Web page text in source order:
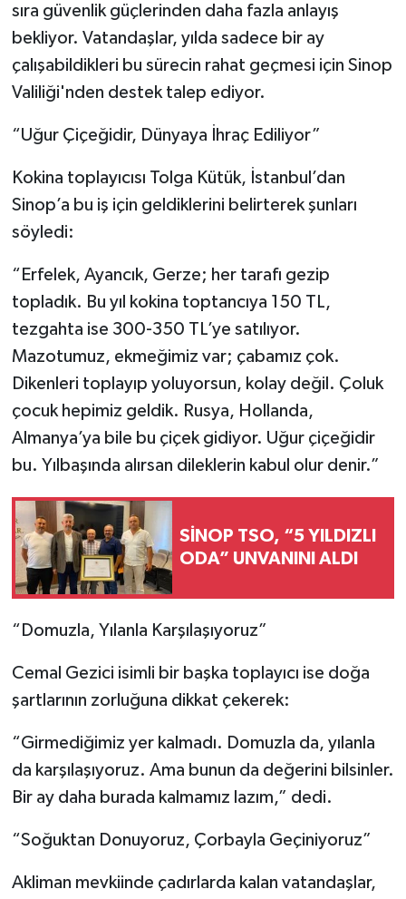
sıra güvenlik güçlerinden daha fazla anlayış
bekliyor. Vatandaşlar, yılda sadece bir ay
çalışabildikleri bu sürecin rahat geçmesi için Sinop
Valiliği'nden destek talep ediyor.
“Uğur Çiçeğidir, Dünyaya İhraç Ediliyor”
Kokina toplayıcısı Tolga Kütük, İstanbul’dan
Sinop’a bu iş için geldiklerini belirterek şunları
söyledi:
“Erfelek, Ayancık, Gerze; her tarafı gezip
topladık. Bu yıl kokina toptancıya 150 TL,
tezgahta ise 300-350 TL’ye satılıyor.
Mazotumuz, ekmeğimiz var; çabamız çok.
Dikenleri toplayıp yoluyorsun, kolay değil. Çoluk
çocuk hepimiz geldik. Rusya, Hollanda,
Almanya’ya bile bu çiçek gidiyor. Uğur çiçeğidir
bu. Yılbaşında alırsan dileklerin kabul olur denir.”
SİNOP TSO, “5 YILDIZLI
ODA” UNVANINI ALDI
“Domuzla, Yılanla Karşılaşıyoruz”
Cemal Gezici isimli bir başka toplayıcı ise doğa
şartlarının zorluğuna dikkat çekerek:
“Girmediğimiz yer kalmadı. Domuzla da, yılanla
da karşılaşıyoruz. Ama bunun da değerini bilsinler.
Bir ay daha burada kalmamız lazım,” dedi.
“Soğuktan Donuyoruz, Çorbayla Geçiniyoruz”
Akliman mevkiinde çadırlarda kalan vatandaşlar,